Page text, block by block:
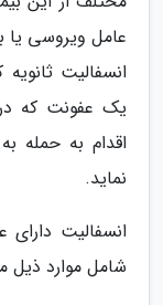
عامل ویروسی یا
انسفالیت
یک عفونت که
اقدام به
نماید.
انسفالیت
شامل موارد ذیل